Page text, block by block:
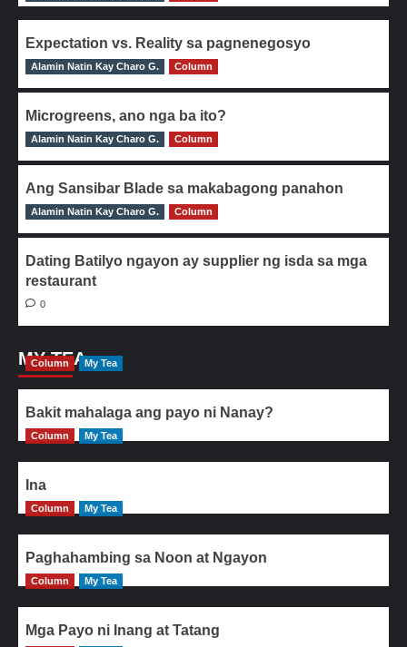
Expectation vs. Reality sa pagnenegosyo
0
Alamin Natin Kay Charo G. Column
Microgreens, ano nga ba ito?
0
Alamin Natin Kay Charo G. Column
Ang Sansibar Blade sa makabagong panahon
0
Alamin Natin Kay Charo G. Column
Dating Batilyo ngayon ay supplier ng isda sa mga
restaurant
0
MY TEA
Column My Tea
Bakit mahalaga ang payo ni Nanay?
Column My Tea
Ina
Column My Tea
Paghahambing sa Noon at Ngayon
Column My Tea
Mga Payo ni Inang at Tatang